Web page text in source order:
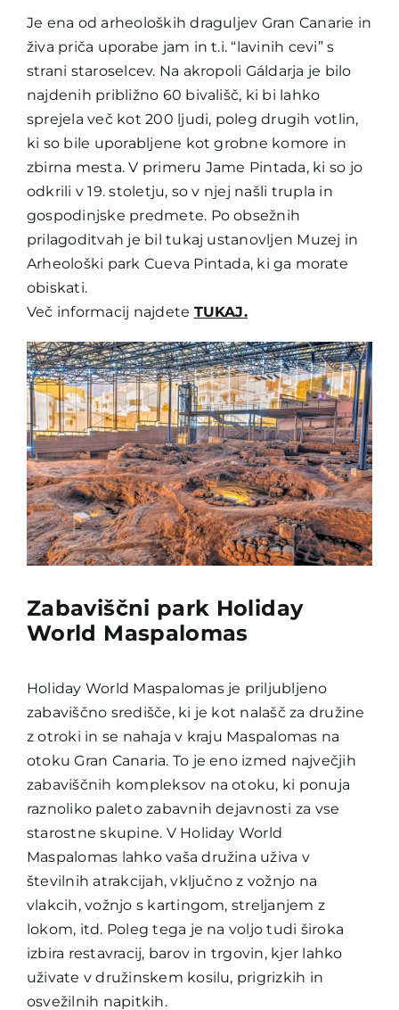
Je ena od arheoloških draguljev Gran Canarie in
živa priča uporabe jam in t.i. “lavinih cevi” s
strani staroselcev. Na akropoli Gáldarja je bilo
najdenih približno 60 bivališč, ki bi lahko
sprejela več kot 200 ljudi, poleg drugih votlin,
ki so bile uporabljene kot grobne komore in
zbirna mesta. V primeru Jame Pintada, ki so jo
odkrili v 19. stoletju, so v njej našli trupla in
gospodinjske predmete. Po obsežnih
prilagoditvah je bil tukaj ustanovljen Muzej in
Arheološki park Cueva Pintada, ki ga morate
obiskati.
Več informacij najdete TUKAJ.
Zabaviščni park Holiday
World Maspalomas
Holiday World Maspalomas je priljubljeno
zabaviščno središče, ki je kot nalašč za družine
z otroki in se nahaja v kraju Maspalomas na
otoku Gran Canaria. To je eno izmed največjih
zabaviščnih kompleksov na otoku, ki ponuja
raznoliko paleto zabavnih dejavnosti za vse
starostne skupine. V Holiday World
Maspalomas lahko vaša družina uživa v
številnih atrakcijah, vključno z vožnjo na
vlakcih, vožnjo s kartingom, streljanjem z
lokom, itd. Poleg tega je na voljo tudi široka
izbira restavracij, barov in trgovin, kjer lahko
uživate v družinskem kosilu, prigrizkih in
osvežilnih napitkih.